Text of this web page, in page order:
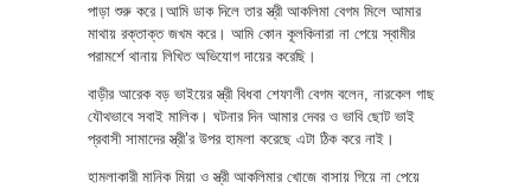
পাড়া শুরু করে।আমি ডাক দিলে তার স্ত্রী আকলিমা বেগম মিলে আমার
মাথায় রক্তাক্ত জখম করে। আমি কোন কূলকিনারা না পেয়ে স্বামীর
পরামর্শে থানায় লিখিত অভিযোগ দায়ের করেছি।
বাড়ীর আরেক বড় ভাইয়ের স্ত্রী বিধবা শেফালী বেগম বলেন, নারকেল গাছ
যৌথভাবে সবাই মালিক। ঘটনার দিন আমার দেবর ও ভাবি ছোট ভাই
প্রবাসী সামাদের স্ত্রী’র উপর হামলা করেছে এটা ঠিক করে নাই।
হামলাকারী মানিক মিয়া ও স্ত্রী আকলিমার খোজে বাসায় গিয়ে না পেয়ে